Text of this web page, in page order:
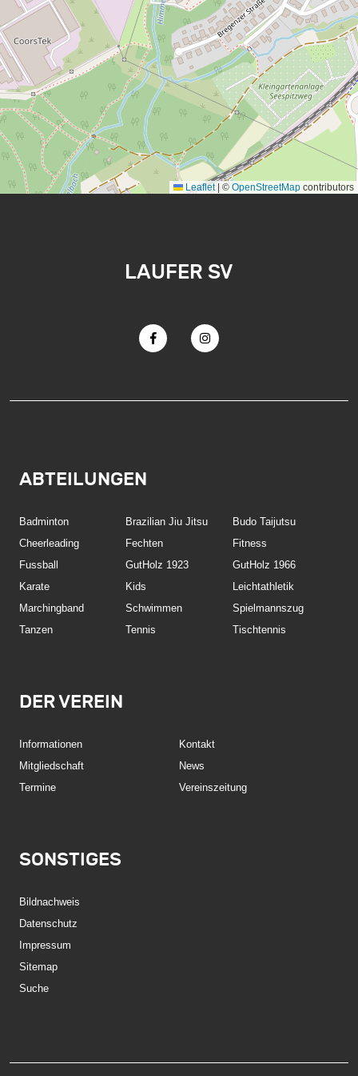
Leaflet |© OpenStreetMap contributors
LAUFER SV
ABTEILUNGEN
Badminton Brazilian Jiu Jitsu
Budo Taijutsu
Cheerleading
Fechten
Fitness
Fussball
GutHolz 1923
GutHolz 1966
Karate
Kids
Leichtathletik
Marchingband
Schwimmen
Spielmannszug
Tanzen
Tennis Tischtennis
DER VEREIN
Informationen
Kontakt
Mitgliedschaft
News
Termine
Vereinszeitung
SONSTIGES
Bildnachweis
Datenschutz
Impressum
Sitemap
Suche